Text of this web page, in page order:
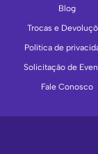
Blog
Trocas e
Política de
Solicitação de
Fale Conosco